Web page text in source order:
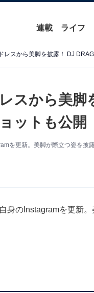
連載 ライフ
レスから美脚を披露！ DJ
スから美脚
ットも公開
を更新。美脚が際立つ姿を披
身のInstagramを更新